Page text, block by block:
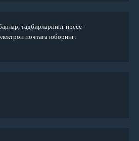
тадбирларнинг пресс-
почтага юборинг: